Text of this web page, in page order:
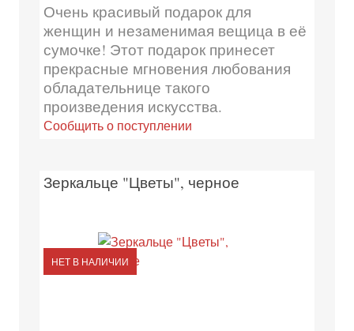
Очень красивый подарок для
женщин и незаменимая вещица в её
сумочке! Этот подарок принесет
прекрасные мгновения любования
обладательнице такого
произведения искусства.
Сообщить о поступлении
Зеркальце "Цветы", черное
НЕТ В НАЛИЧИИ